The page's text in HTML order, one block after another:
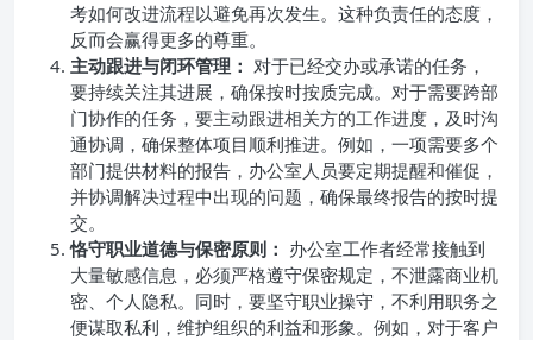
考如何改进流程以避免再次发生。这种负责任的态度，
反而会赢得更多的尊重。
主动跟进与闭环管理： 对于已经交办或承诺的任务，
要持续关注其进展，确保按时按质完成。对于需要跨部
门协作的任务，要主动跟进相关方的工作进度，及时沟
通协调，确保整体项目顺利推进。例如，一项需要多个
部门提供材料的报告，办公室人员要定期提醒和催促，
并协调解决过程中出现的问题，确保最终报告的按时提
交。
恪守职业道德与保密原则： 办公室工作者经常接触到
大量敏感信息，必须严格遵守保密规定，不泄露商业机
密、个人隐私。同时，要坚守职业操守，不利用职务之
便谋取私利，维护组织的利益和形象。例如，对于客户